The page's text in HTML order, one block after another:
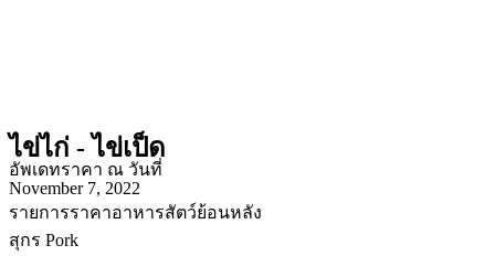
ไข่ไก่ - ไข่เป็ด
อัพเดทราคา ณ วันที่
November 7, 2022
รายการราคาอาหารสัตว์ย้อนหลัง
สุกร Pork